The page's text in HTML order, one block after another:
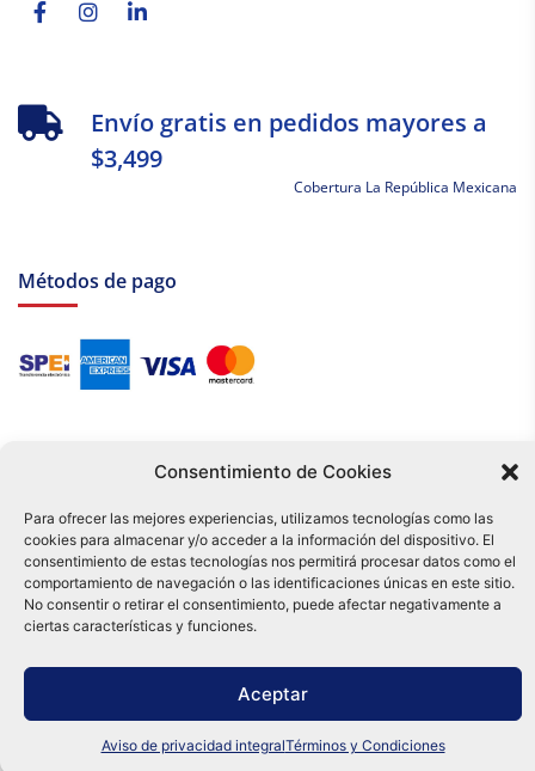
Consentimiento de Cookies
Para ofrecer las mejores experiencias, utilizamos tecnologías como las
cookies para almacenar y/o acceder a la información del dispositivo. El
consentimiento de estas tecnologías nos permitirá procesar datos como el
comportamiento de navegación o las identificaciones únicas en este sitio.
No consentir o retirar el consentimiento, puede afectar negativamente a
ciertas características y funciones.
Aceptar
Aviso de privacidad integralTérminos y Condiciones
Envío gratis en pedidos mayores a
$3,499
Cobertura La República Mexicana
Métodos de pago
Tu compra es respaldada por nuestro certificado SSL y operada bajo las
mejores prácticas de seguridad.
Distribuidora Tamex - México
e-commerce